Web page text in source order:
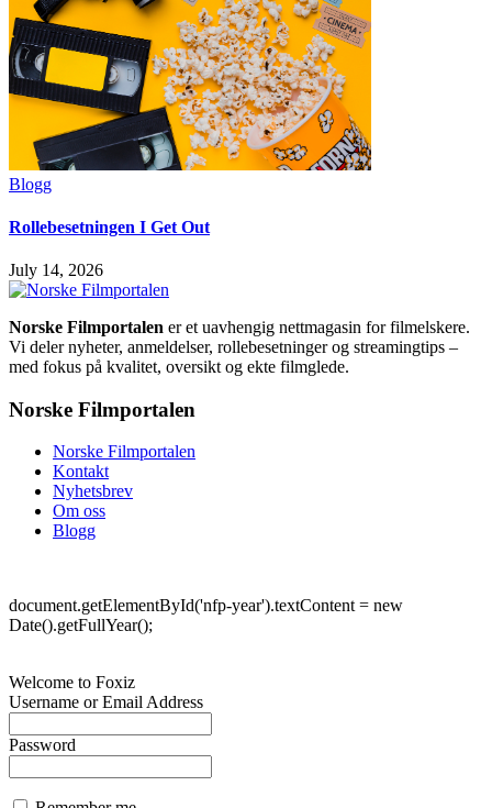
Blogg
Rollebesetningen I Get Out
July 14, 2026
Norske Filmportalen er et uavhengig nettmagasin for filmelskere.
Vi deler nyheter, anmeldelser, rollebesetninger og streamingtips –
med fokus på kvalitet, oversikt og ekte filmglede.
Norske Filmportalen
Norske Filmportalen
Kontakt
Nyhetsbrev
Om oss
Blogg
document.getElementById('nfp-year').textContent = new
Date().getFullYear();
Welcome to Foxiz
Username or Email Address
Password